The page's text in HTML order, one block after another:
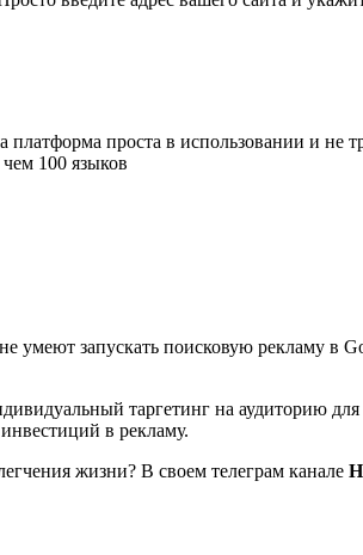
проста в использовании и не
100 языков
умеют запускать поисковую рекламу в
таргетинг на аудиторию
в рекламу.
жизни? В своем телеграм канале